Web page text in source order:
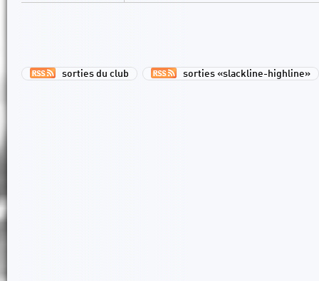
sorties du club sorties «slackline-highline»